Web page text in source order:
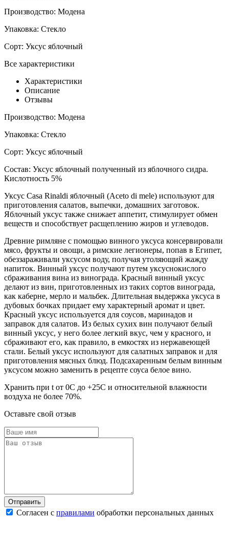
Производство: Модена
Упаковка: Стекло
Сорт: Уксус яблочный
Все характеристики
Характеристики
Описание
Отзывы
Производство: Модена
Упаковка: Стекло
Сорт: Уксус яблочный
Состав: Уксус яблочный полученный из яблочного сидра.
Кислотность 5%
Уксус Casa Rinaldi яблочный (Aceto di mele) используют для
приготовления салатов, выпечки, домашних заготовок.
Яблочный уксус также снижает аппетит, стимулирует обмен
веществ и способствует расщеплению жиров и углеводов.
Древние римляне с помощью винного уксуса консервировали
мясо, фрукты и овощи, а римские легионеры, попав в Египет,
обеззараживали уксусом воду, получая утоляющий жажду
напиток. Винный уксус получают путем уксуснокислого
сбраживания вина из винограда. Красный винный уксус
делают из вин, приготовленных из таких сортов винограда,
как каберне, мерло и мальбек. Длительная выдержка уксуса в
дубовых бочках придает ему характерный аромат и цвет.
Красный уксус используется для соусов, маринадов и
заправок для салатов. Из белых сухих вин получают белый
винный уксус, у него более легкий вкус, чем у красного, и
сбраживают его, как правило, в емкостях из нержавеющей
стали. Белый уксус используют для салатных заправок и для
приготовления мясных блюд. Подсахаренным белым винным
уксусом можно заменить в рецепте соуса белое вино.
Хранить при t от 0С до +25С и относительной влажности
воздуха не более 70%.
Оставьте свой отзыв
Согласен с правилами обработки персональных данных